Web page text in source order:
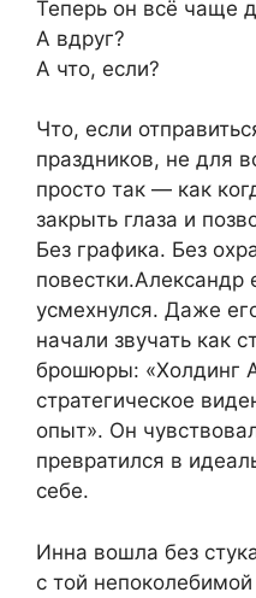
Теперь он всё чаще
А вдруг?
А что, если?
Что, если
праздников, не для
просто так — как
закрыть глаза и
Без графика. Без
повестки.Александр
усмехнулся. Даже
начали звучать как
брошюры: «Холдинг
стратегическое
опыт». Он
превратился в
себе.
Инна вошла без
с той